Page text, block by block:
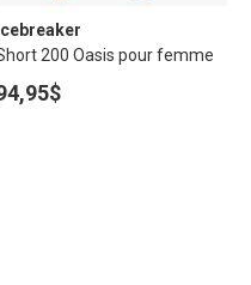
Icebreaker
200 Oasis pour femme